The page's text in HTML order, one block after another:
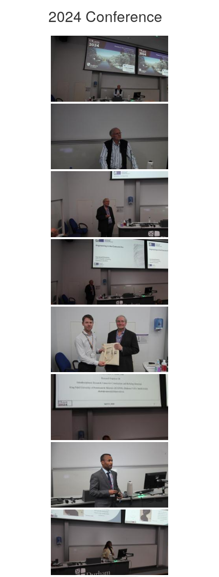
2024 Conference